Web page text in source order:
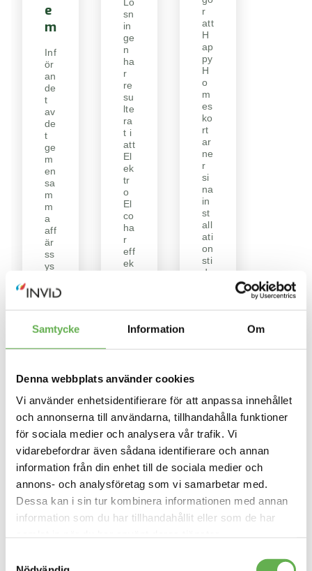
Samtycke Information Om
Denna webbplats använder cookies
Vi använder enhetsidentifierare för att anpassa innehållet
och annonserna till användarna, tillhandahålla funktioner
för sociala medier och analysera vår trafik. Vi
vidarebefordrar även sådana identifierare och annan
information från din enhet till de sociala medier och
annons- och analysföretag som vi samarbetar med.
Dessa kan i sin tur kombinera informationen med annan
information som du har tillhandahållit eller som de har
Läs mer om vår Integritetspolicy
e
m
Inf
ör
an
de
t
av
de
t
ge
m
en
sa
m
m
a
aff
är
ss
ys
m
et
Py
ra
d
si
na
mt
lig
bo
la
ha
r
m
fö
sn
in
ge
n
ha
r
re
su
lte
ra
t i
att
El
ek
tr
o
El
co
ha
r
eff
ek
at
si
n
eri
sp
ro
ss
en
fr
fle
ra
m
m
r
att
H
ap
py
H
o
m
es
ko
rt
ar
ne
r
si
na
in
st
all
ati
on
sti
de
h
up
p
50
%